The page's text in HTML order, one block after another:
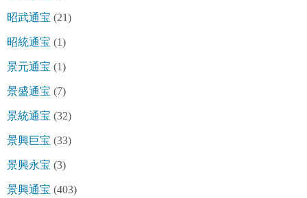
昭武通宝 (21)
昭統通宝 (1)
景元通宝 (1)
景盛通宝 (7)
景統通宝 (32)
景興巨宝 (33)
景興永宝 (3)
景興通宝 (403)